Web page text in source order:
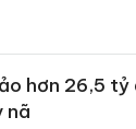
hơn 26,5
nã